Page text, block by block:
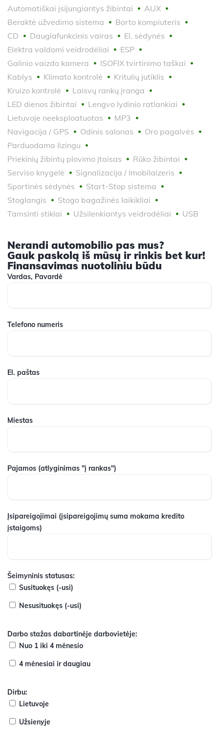
Automatiškai įsijungiantys žibintai
AUX
Beraktė užvedimo sistema
Borto kompiuteris
CD
Daugiafunkcinis vairas
El. sėdynės
Elektra valdomi veidrodėliai
ESP
Galinio vaizdo kamera
ISOFIX tvirtinimo taškai
Kablys
Klimato kontrolė
Kritulių jutiklis
Kruizo kontrolė
Laisvų rankų įranga
LED dienos žibintai
Lengvo lydinio ratlankiai
Lietuvoje neeksploatuotas
MP3
Navigacija / GPS
Odinis salonas
Oro pagalvės
Parduodama lizingu
Priekinių žibintų plovimo įtaisas
Rūko žibintai
Serviso knygelė
Signalizacija / Imobilaizeris
Sportinės sėdynės
Start-Stop sistema
Stoglangis
Stogo bagažinės laikikliai
Tamsinti stiklai
Užsilenkiantys veidrodėliai USB
Nerandi automobilio pas mus?
Gauk paskolą iš mūsų ir rinkis bet kur!
Finansavimas nuotoliniu būdu
Vardas, Pavardė
Telefono numeris
El. paštas
Miestas
Pajamos (atlyginimas "į rankas")
Įsipareigojimai (įsipareigojimų suma mokama kredito
įstaigoms)
Šeimyninis statusas:
Susituokęs (-usi)
Nesusituokęs (-usi)
Darbo stažas dabartinėje darbovietėje:
Nuo 1 iki 4 mėnesio
4 mėnesiai ir daugiau
Dirbu:
Lietuvoje
Užsienyje